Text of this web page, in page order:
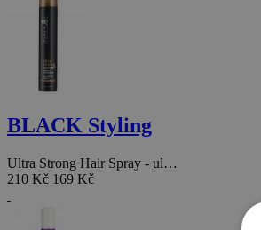
BLACK Styling
Ultra Strong Hair Spray - ul…
210 Kč 169 Kč